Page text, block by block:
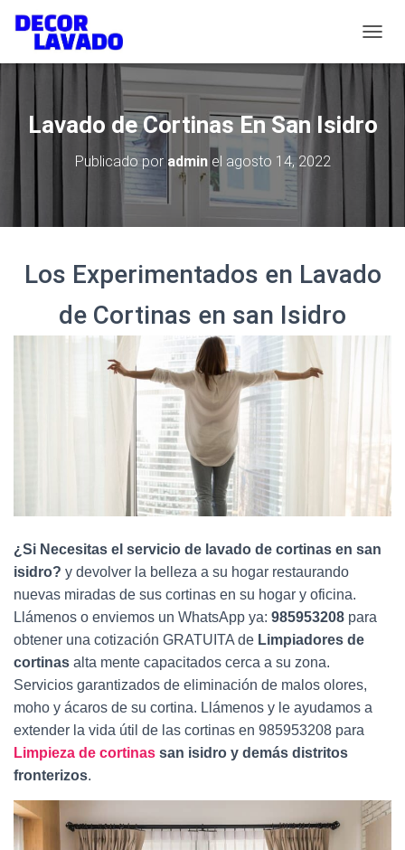
A
M
A
N
A
G
Lavado de Cortinas En San Isidro
Publicado poradminel agosto 14, 2022
Los Experimentados en Lavado
de Cortinas en san Isidro
¿Si Necesitas el servicio de lavado de cortinas en san
isidro? y devolver la belleza a su hogar restaurando
nuevas miradas de sus cortinas en su hogar y oficina.
Llámenos o enviemos un WhatsApp ya: 985953208 para
obtener una cotización GRATUITA de Limpiadores de
cortinas alta mente capacitados cerca a su zona.
Servicios garantizados de eliminación de malos olores,
moho y ácaros de su cortina. Llámenos y le ayudamos a
extender la vida útil de las cortinas en 985953208 para
Limpieza de cortinas san isidro y demás distritos
fronterizos.